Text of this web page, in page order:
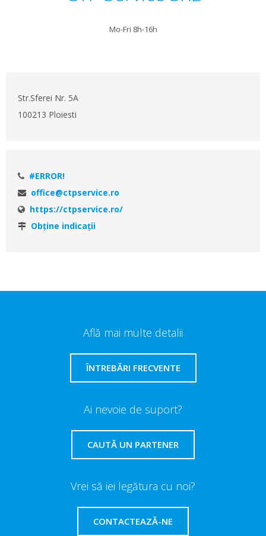
Mo-Fri 8h-16h
Str.Sferei Nr. 5A
100213 Ploiesti
#ERROR!
office@ctpservice.ro
https://ctpservice.ro/
Obţine indicaţii
Află mai multe detalii
ÎNTREBĂRI FRECVENTE
Ai nevoie de suport?
CAUTĂ UN PARTENER
Vrei să iei legătura cu noi?
CONTACTEAZĂ-NE